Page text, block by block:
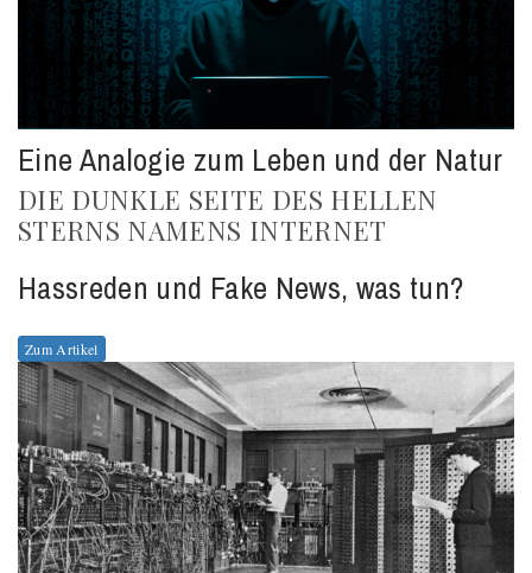
Eine Analogie zum Leben und der Natur
DIE DUNKLE SEITE DES HELLEN
STERNS NAMENS INTERNET
Hassreden und Fake News, was tun?
Zum Artikel